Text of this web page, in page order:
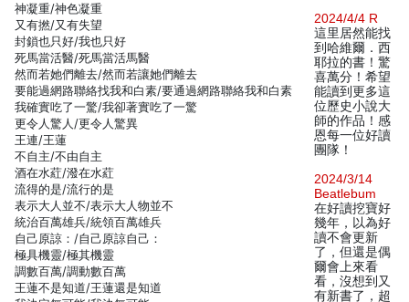
神凝重/神色凝重
又有撚/又有失望
封鎖也只好/我也只好
死馬當活醫/死馬當活馬醫
然而若她們離去/然而若讓她們離去
要能過網路聯絡找我和白素/要通過網路聯絡我和白素
我確實吃了一驚/我卻著實吃了一驚
更令人驚人/更令人驚異
王連/王蓮
不自主/不由自主
酒在水葒/潑在水葒
流得的是/流行的是
表示大人並不/表示大人物並不
統治百萬雄兵/統領百萬雄兵
自己原諒：/自己原諒自己：
極具機靈/極其機靈
調數百萬/調動數百萬
王蓮不是知道/王蓮還是知道
2024/4/4 R
這里居然能找
到哈維爾．西
耶拉的書！驚
喜萬分！希望
能讀到更多這
位歷史小說大
師的作品！感
恩每一位好讀
團隊！
2024/3/14
Beatlebum
在好讀挖寶好
幾年，以為好
讀不會更新
了，但還是偶
爾會上來看
看，沒想到又
有新書了，超